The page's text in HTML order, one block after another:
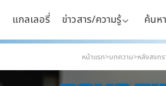
แกลเลอรี่ ข่าวสาร/ความรู้ ค้นห
หน้าแรก>บทความ>